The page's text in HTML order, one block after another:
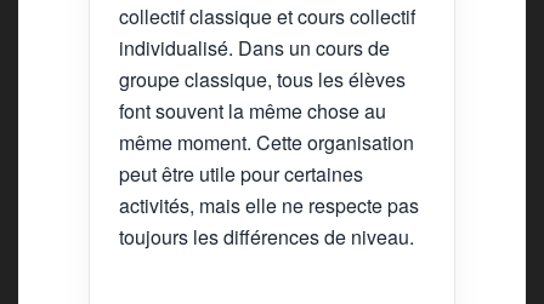
collectif classique et cours collectif
individualisé. Dans un cours de
groupe classique, tous les élèves
font souvent la même chose au
même moment. Cette organisation
peut être utile pour certaines
activités, mais elle ne respecte pas
toujours les différences de niveau.